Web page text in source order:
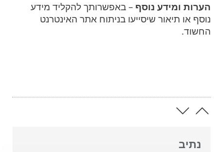
נתיב
הערות ומידע נוסף – באפשרותך להקליד מידע
נוסף או תיאור שיסייעו בניתוח אתר האינטרנט
החשוד.